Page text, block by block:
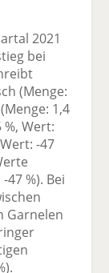
wi
tt
er
n
uf
Li
n
k
e
di
n
te
il
e
n
er
E
ai
l
v
er
n
e
n
2021
bei
(Menge:
1,4
%, Wert:
-47
47 %). Bei
Garnelen